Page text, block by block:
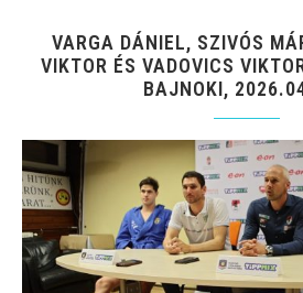
VARGA DÁNIEL, SZIVÓS
VIKTOR ÉS VADOVICS
BAJNOKI,